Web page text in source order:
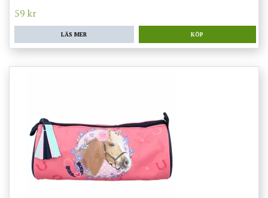
59 kr
LÄS MER